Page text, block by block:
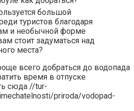
большой
туристов благодаря
и необычной форме
стоит задуматься над
места?
всего добраться до водопада
время в отпуске
сюда //tur-
priroda/vodopad-